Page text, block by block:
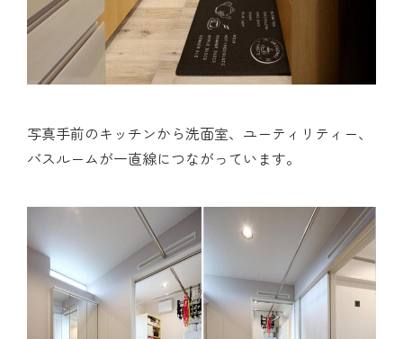
写真手前のキッチンから洗面室、ユーティリティー、
バスルームが一直線につながっています。